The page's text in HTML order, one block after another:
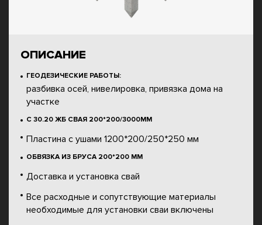
ОПИСАНИЕ
ГЕОДЕЗИЧЕСКИЕ РАБОТЫ:
разбивка осей, нивелировка, привязка дома на
участке
С 30.20 ЖБ СВАЯ 200*200/3000ММ
Пластина с ушами 1200*200/250*250 мм
ОБВЯЗКА ИЗ БРУСА 200*200 ММ
Доставка и установка свай
Все расходные и сопутствующие материалы
необходимые для установки сваи включены